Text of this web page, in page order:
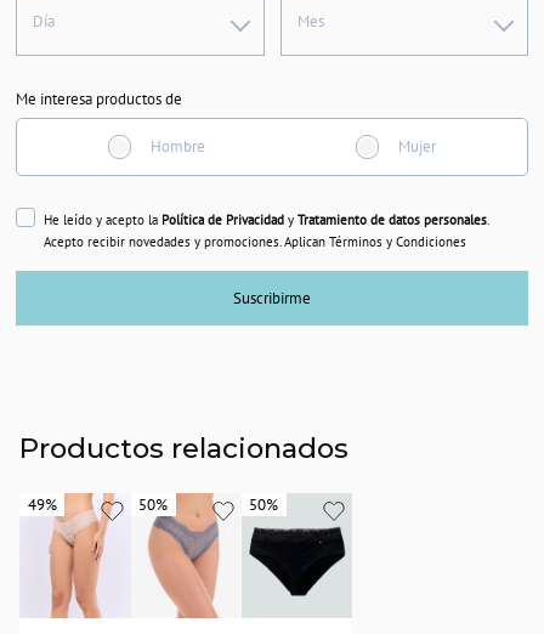
Día Mes
Me interesa productos de
Hombre Mujer
He leído y acepto la Política de Privacidady Tratamiento de datos personales.
Acepto recibir novedades y promociones. Aplican Términos y Condiciones
Suscribirme
Productos relacionados
49%
49% 50%
50% 50%
50%